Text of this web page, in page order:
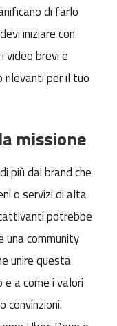
di farlo
iniziare con
video brevi e
rilevanti per il tuo
missione
più dai brand che
o servizi di alta
potrebbe
una community
unire questa
a come i valori
convinzioni.